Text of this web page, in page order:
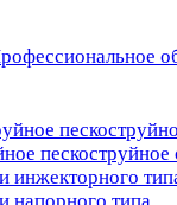
пескоструйное
инжекторного